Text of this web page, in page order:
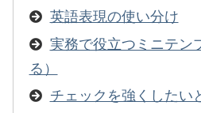
英語表現の使い分け
実務で役立つミニテン
る）
チェックを強くしたい